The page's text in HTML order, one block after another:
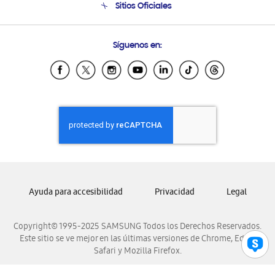
Seguimiento de tu pedido
Soporte vía eMail
Sitios Oficiales
Samsung Ecuador
Samsung El Salvador
Samsung Honduras
Samsung Nicaragua
Samsung Panamá
Samsung Venezuela
Síguenos en:
Copyright© 1995-2025 SAMSUNG Todos los Derechos Reservados.
Este sitio se ve mejor en las últimas versiones de Chrome, Edge,
Safari y Mozilla Firefox.
Ayuda para accesibilidad Privacidad Legal